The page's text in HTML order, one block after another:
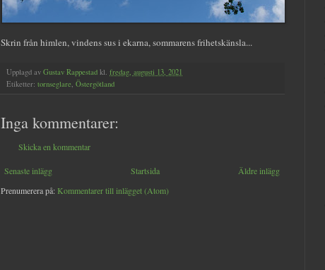
Skrin från himlen, vindens sus i ekarna, sommarens frihetskänsla...
Upplagd av Gustav Rappestad kl. fredag, augusti 13, 2021
Etiketter: tornseglare, Östergötland
Inga kommentarer:
Skicka en kommentar
Senaste inlägg Äldre inlägg
Startsida
Prenumerera på: Kommentarer till inlägget (Atom)